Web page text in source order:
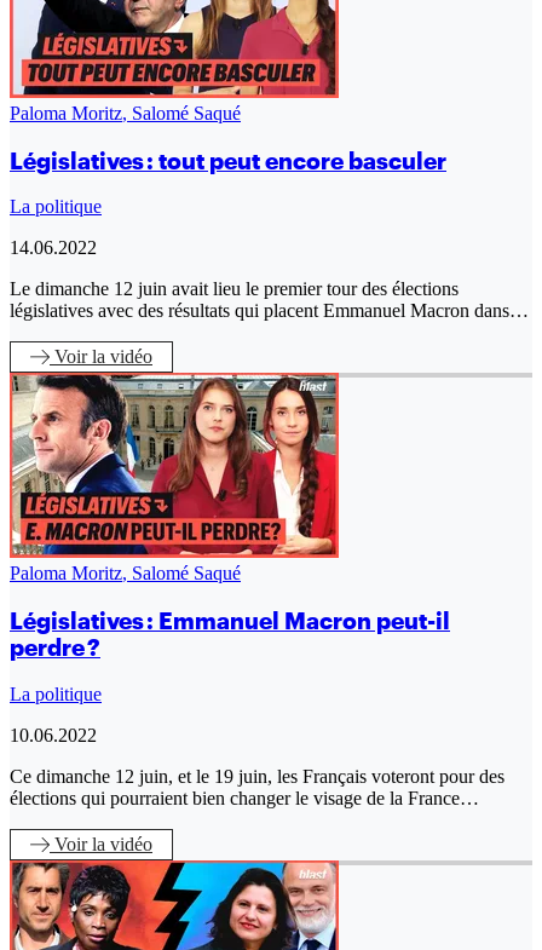
Paloma Moritz, Salomé Saqué
Législatives : tout peut encore basculer
La politique
14.06.2022
Le dimanche 12 juin avait lieu le premier tour des élections
législatives avec des résultats qui placent Emmanuel Macron dans…
Voirla vidéo
Paloma Moritz, Salomé Saqué
Législatives : Emmanuel Macron peut-il
perdre ?
La politique
10.06.2022
Ce dimanche 12 juin, et le 19 juin, les Français voteront pour des
élections qui pourraient bien changer le visage de la France…
Voirla vidéo